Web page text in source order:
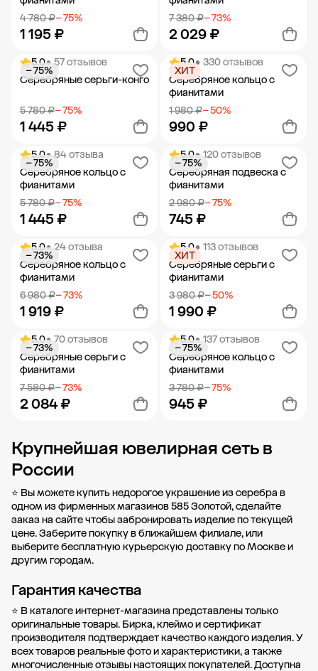
4 780 ₽− 75%
1 195 ₽
Добавить в корзину
7 380 ₽− 73%
2 029 ₽
Добавить в корзину
5.0• 57 отзывов
Серебряные серьги-конго
5 780 ₽− 75%
1 445 ₽
− 75%
Добавить в корзину
5.0• 330 отзывов
Серебряное кольцо с
фианитами
1 980 ₽− 50%
990 ₽
ХИТ
Добавить в корзину
5.0• 84 отзыва
Серебряное кольцо с
фианитами
5 780 ₽− 75%
1 445 ₽
− 75%
Добавить в корзину
5.0• 120 отзывов
Серебряная подвеска с
фианитами
2 980 ₽− 75%
745 ₽
− 75%
Добавить в корзину
5.0• 24 отзыва
Серебряное кольцо с
фианитами
6 980 ₽− 73%
1 919 ₽
− 73%
Добавить в корзину
5.0• 113 отзывов
Серебряные серьги с
фианитами
3 980 ₽− 50%
1 990 ₽
ХИТ
Добавить в корзину
5.0• 70 отзывов
Серебряные серьги с
фианитами
7 580 ₽− 73%
2 084 ₽
− 73%
Добавить в корзину
5.0• 137 отзывов
Серебряное кольцо с
фианитами
3 780 ₽− 75%
945 ₽
− 75%
Добавить в корзину
Крупнейшая ювелирная сеть в
России
⭐ Вы можете купить недорогое украшение из серебра в
одном из фирменных магазинов 585 Золотой, сделайте
заказ на сайте чтобы забронировать изделие по текущей
цене. Заберите покупку вближайшем филиале, или
выберите бесплатную курьерскую доставку по Москве и
другим городам.
Гарантия качества
⭐ В каталоге интернет-магазина представлены только
оригинальные товары. Бирка, клеймо и сертификат
производителя подтверждает качество каждого изделия. У
всех товаров реальные фото и характеристики, а также
многочисленные отзывы настоящих покупателей. Доступна